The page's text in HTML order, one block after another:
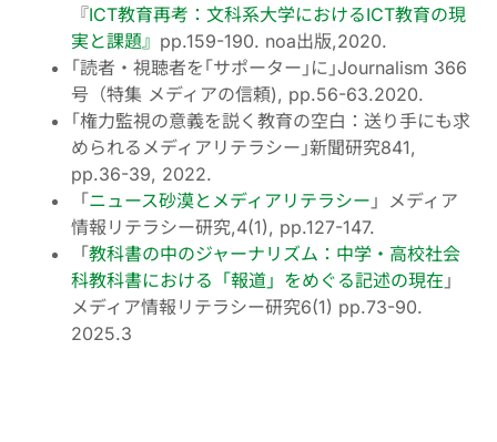
『ICT教育再考：文科系大学におけるICT教育の現
実と課題』 pp.159-190. noa出版,2020.
｢読者・視聴者を｢サポーター｣に｣Journalism 366
号（特集 メディアの信頼), pp.56-63.2020.
｢権力監視の意義を説く教育の空白：送り手にも求
められるメディアリテラシー｣新聞研究841,
pp.36-39, 2022.
「ニュース砂漠とメディアリテラシー 」メディア
情報リテラシー研究,4(1), pp.127-147.
「教科書の中のジャーナリズム：中学・高校社会
科教科書における「報道」をめぐる記述の現在 」
メディア情報リテラシー研究6(1) pp.73-90.
2025.3